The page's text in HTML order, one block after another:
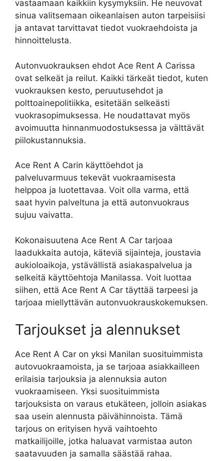
vastaamaan kaikkiin kysymyksiin. He neuvovat
sinua valitsemaan oikeanlaisen auton tarpeisiisi
ja antavat tarvittavat tiedot vuokraehdoista ja
hinnoittelusta.
Autonvuokrauksen ehdot Ace Rent A Carissa
ovat selkeät ja reilut. Kaikki tärkeät tiedot, kuten
vuokrauksen kesto, peruutusehdot ja
polttoainepolitiikka, esitetään selkeästi
vuokrasopimuksessa. He noudattavat myös
avoimuutta hinnanmuodostuksessa ja välttävät
piilokustannuksia.
Ace Rent A Carin käyttöehdot ja
palveluvarmuus tekevät vuokraamisesta
helppoa ja luotettavaa. Voit olla varma, että
saat hyvin palveltuna ja että autonvuokraus
sujuu vaivatta.
Kokonaisuutena Ace Rent A Car tarjoaa
laadukkaita autoja, käteviä sijainteja, joustavia
aukioloaikoja, ystävällistä asiakaspalvelua ja
selkeitä käyttöehtoja Manilassa. Voit luottaa
siihen, että Ace Rent A Car täyttää tarpeesi ja
tarjoaa miellyttävän autonvuokrauskokemuksen.
Tarjoukset ja alennukset
Ace Rent A Car on yksi Manilan suosituimmista
autovuokraamoista, ja se tarjoaa asiakkailleen
erilaisia tarjouksia ja alennuksia auton
vuokraamiseen. Yksi suosituimmista
tarjouksista on varaus etukäteen, jolloin asiakas
saa usein alennusta päivähinnoista. Tämä
tarjous on erityisen hyvä vaihtoehto
matkailijoille, jotka haluavat varmistaa auton
saatavuuden ja samalla säästää rahaa.